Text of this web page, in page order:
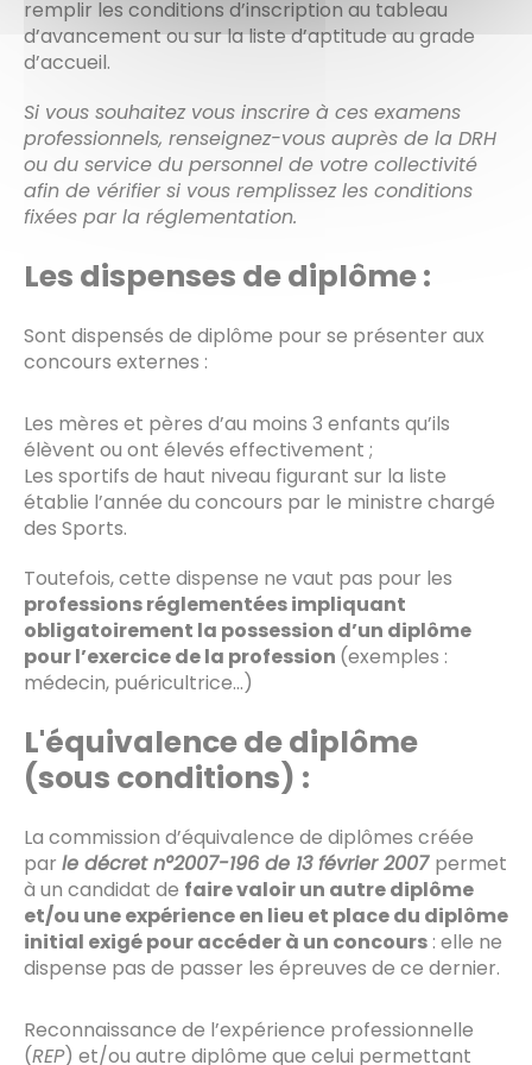
remplir les conditions d’inscription au tableau
d’avancement ou sur la liste d’aptitude au grade
d’accueil.
Si vous souhaitez vous inscrire à ces examens
professionnels, renseignez-vous auprès de la DRH
ou du service du personnel de votre collectivité
afin de vérifier si vous remplissez les conditions
fixées par la réglementation.
Les dispenses de diplôme :
Sont dispensés de diplôme pour se présenter aux
concours externes :
Les mères et pères d’au moins 3 enfants qu’ils
élèvent ou ont élevés effectivement ;
Les sportifs de haut niveau figurant sur la liste
établie l’année du concours par le ministre chargé
des Sports.
Toutefois, cette dispense ne vaut pas pour les
professions réglementées impliquant
obligatoirement la possession d’un diplôme
pour l’exercice de la profession (exemples :
médecin, puéricultrice…)
L'équivalence de diplôme
(sous conditions) :
La commission d’équivalence de diplômes créée
par le décret n°2007-196 de 13 février 2007 permet
à un candidat de faire valoir un autre diplôme
et/ou une expérience en lieu et place du diplôme
initial exigé pour accéder à un concours : elle ne
dispense pas de passer les épreuves de ce dernier.
Reconnaissance de l’expérience professionnelle
(REP) et/ou autre diplôme que celui permettant